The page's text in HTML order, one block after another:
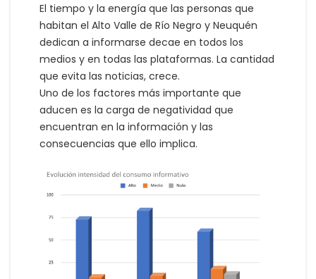
El tiempo y la energía que las personas que
habitan el Alto Valle de Río Negro y Neuquén
dedican a informarse decae en todos los
medios y en todas las plataformas. La cantidad
que evita las noticias, crece.
Uno de los factores más importante que
aducen es la carga de negatividad que
encuentran en la información y las
consecuencias que ello implica.